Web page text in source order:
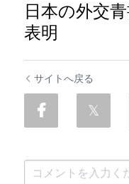
日本の外交
表明
サイトへ戻る